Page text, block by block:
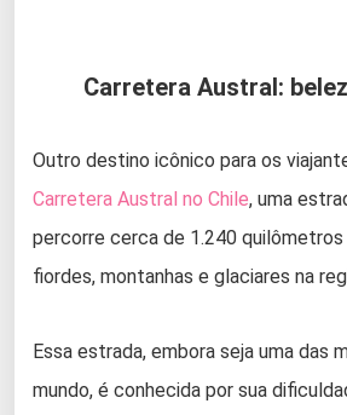
Carretera Austral:
Outro destino icônico para os
Carretera Austral no Chile, uma
percorre cerca de 1.240
fiordes, montanhas e glaciares na
Essa estrada, embora seja uma das
mundo, é conhecida por sua